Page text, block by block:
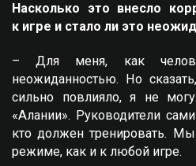
Насколько это внесло
к игре и стало ли это
– Для меня, как
неожиданностью. Но
сильно повлияло, я не
«Алании». Руководители
кто должен тренировать.
режиме, как и к любой игре.